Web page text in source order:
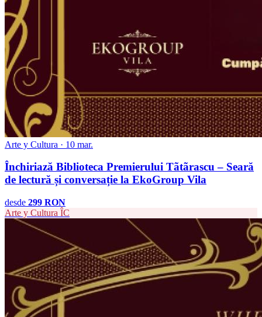
Arte y Cultura · 10 mar.
Închiriază Biblioteca Premierului Tãtãrascu – Seară
de lectură și conversație la EkoGroup Vila
desde 299 RON
Arte y Cultura ÎC